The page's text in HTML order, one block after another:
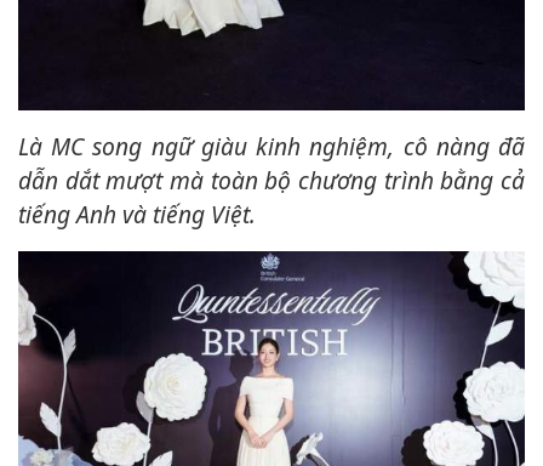
Là MC song ngữ giàu kinh nghiệm, cô nàng đã
dẫn dắt mượt mà toàn bộ chương trình bằng cả
tiếng Anh và tiếng Việt.